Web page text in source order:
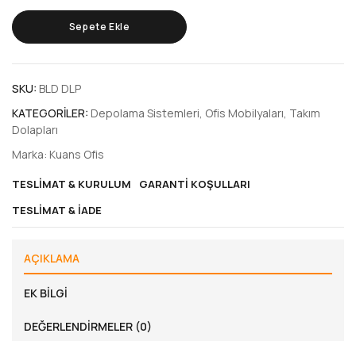
Sepete Ekle
SKU: BLD DLP
KATEGORILER: Depolama Sistemleri Ofis Mobilyaları Takım
Dolapları
Marka: Kuans Ofis
TESLIMAT & KURULUM
GARANTI KOŞULLARI
TESLIMAT & İADE
AÇIKLAMA
EK BILGI
DEĞERLENDIRMELER (0)